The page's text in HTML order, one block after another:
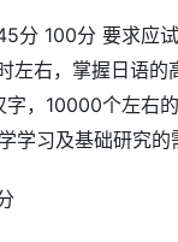
分 100分 要求应
左右，掌握日语的
，10000个左右
学习及基础研究的